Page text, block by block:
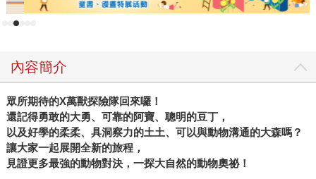
內容簡介
眾所期待的X萬獸探險隊回來囉！
還記得勇敢的大勇、可靠的阿寶、聰明的豆丁，
以及好學的柔柔、具洞察力的土土、可以與動物溝通的大森嗎？
讓大家一起展開全新的旅程，
見證更多最強的動物對決，一探大自然的動物奧祕！